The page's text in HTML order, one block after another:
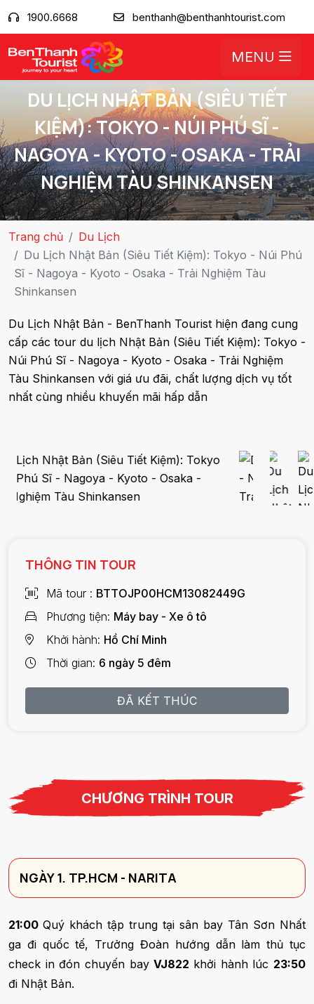
1900.6668 benthanh@benthanhtourist.com
MENU
DU LỊCH NHẬT BẢN (SIÊU TIẾT
KIỆM): TOKYO - NÚI PHÚ SĨ -
NAGOYA - KYOTO - OSAKA - TRẢI
NGHIỆM TÀU SHINKANSEN
Trang chủ
Du Lịch
Du Lịch Nhật Bản (Siêu Tiết Kiệm): Tokyo - Núi Phú
Sĩ - Nagoya - Kyoto - Osaka - Trải Nghiệm Tàu
Shinkansen
Du Lịch Nhật Bản - BenThanh Tourist hiện đang cung
cấp các tour du lịch Nhật Bản (Siêu Tiết Kiệm): Tokyo -
Núi Phú Sĩ - Nagoya - Kyoto - Osaka - Trải Nghiệm
Tàu Shinkansen với giá ưu đãi, chất lượng dịch vụ tốt
nhất cùng nhiều khuyến mãi hấp dẫn
THÔNG TIN TOUR
Mã tour
BTTOJP00HCM13082449G
Phương tiện Máy bay - Xe ô tô
Khởi hành Hồ Chí Minh
Thời gian 6 ngày 5 đêm
ĐÃ KẾT THÚC
CHƯƠNG TRÌNH TOUR
NGÀY 1. TP.HCM - NARITA
21:00 Quý khách tập trung tại sân bay Tân Sơn Nhất
ga đi quốc tế, Trưởng Đoàn hướng dẫn làm thủ tục
check in đón chuyến bayVJ822 khởi hành lúc 23:50
đi Nhật Bản.